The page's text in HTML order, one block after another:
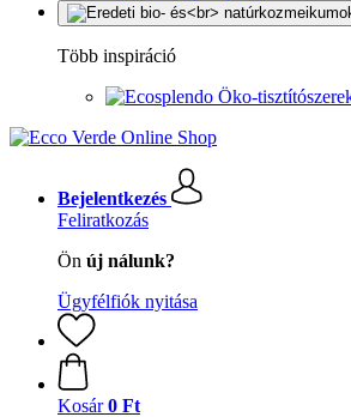
Több inspiráció
Öko-
Bejelentkezés
Feliratkozás
Ön új nálunk?
Ügyfélfiók nyitása
Kosár 0 Ft